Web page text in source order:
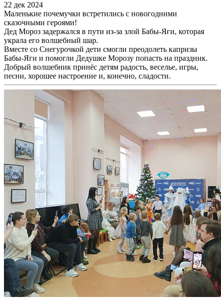
22 дек 2024
Маленькие почемучки встретились с новогодними
сказочными героями!
Дед Мороз задержался в пути из-за злой Бабы-Яги, которая
украла его волшебный шар.
Вместе со Снегурочкой дети смогли преодолеть капризы
Бабы-Яги и помогли Дедушке Морозу попасть на праздник.
Добрый волшебник принёс детям радость, веселье, игры,
песни, хорошее настроение и, конечно, сладости.